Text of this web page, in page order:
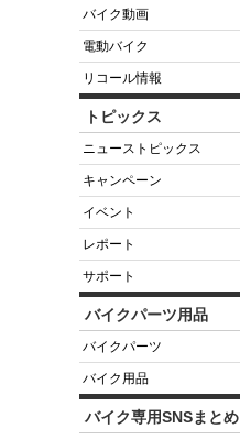
バイク動画
電動バイク
リコール情報
トピックス
ニューストピックス
キャンペーン
イベント
レポート
サポート
バイクパーツ用品
バイクパーツ
バイク用品
バイク専用SNSまとめ